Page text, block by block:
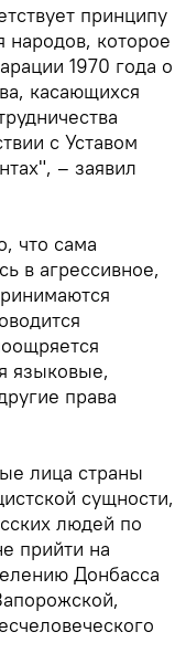
принципу
народов, которое
1970 года о
касающихся
с Уставом
– заявил
что сама
в агрессивное,
языковые,
права
лица страны
сущности,
людей по
прийти на
Донбасса